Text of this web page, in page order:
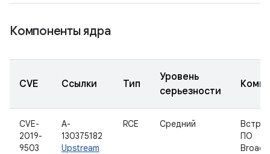
Компоненты ядра
CVE Ссылки Тип
Уровень
серьезности
CVE-
2019-
9503
A-
130375182
Upstream
RCE Средний
ПО